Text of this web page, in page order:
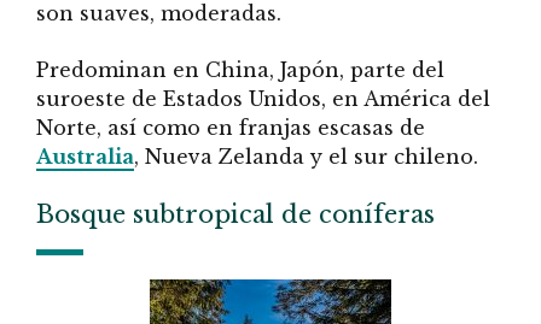
son suaves, moderadas.
Predominan en China, Japón, parte del
suroeste de Estados Unidos, en América del
Norte, así como en franjas escasas de
Australia, Nueva Zelanda y el sur chileno.
Bosque subtropical de coníferas